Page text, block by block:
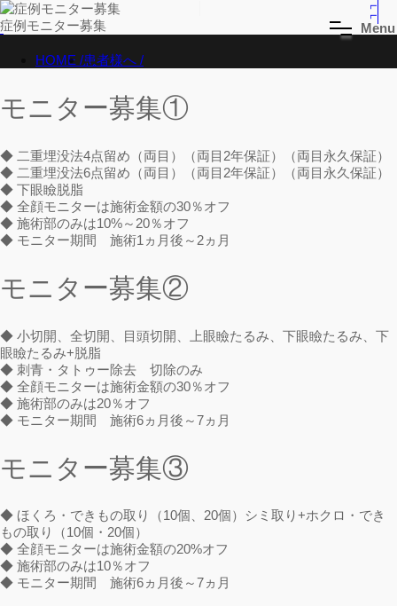
Menu
症例モニター募集
HOME /患者様へ /
モニター募集①
◆ 二重埋没法4点留め（両目）（両目2年保証）（両目永久保証）
◆ 二重埋没法6点留め（両目）（両目2年保証）（両目永久保証）
◆ 下眼瞼脱脂
◆ 全顔モニターは施術金額の30％オフ
◆ 施術部のみは10%～20％オフ
◆ モニター期間 施術1ヵ月後～2ヵ月
モニター募集②
◆ 小切開、全切開、目頭切開、上眼瞼たるみ、下眼瞼たるみ、下
眼瞼たるみ+脱脂
◆ 刺青・タトゥー除去 切除のみ
◆ 全顔モニターは施術金額の30％オフ
◆ 施術部のみは20％オフ
◆ モニター期間 施術6ヵ月後～7ヵ月
モニター募集③
◆ ほくろ・できもの取り（10個、20個）シミ取り+ホクロ・でき
もの取り（10個・20個）
◆ 全顔モニターは施術金額の20%オフ
◆ 施術部のみは10％オフ
◆ モニター期間 施術6ヵ月後～7ヵ月